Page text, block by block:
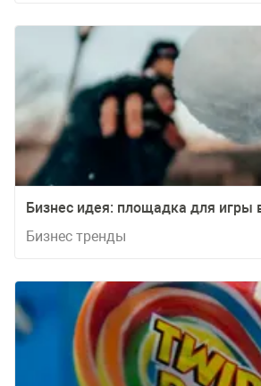
Бизнес идея: площадка для игры
Бизнес тренды